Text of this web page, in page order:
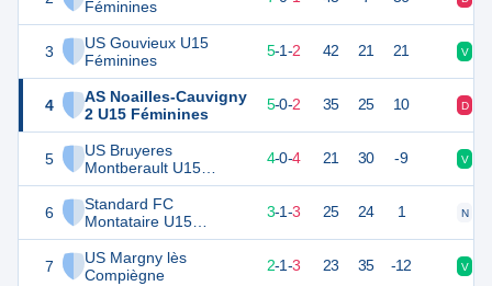
Féminines
3
US Gouvieux U15
Féminines
4
AS Noailles-Cauvigny
2 U15 Féminines
5
US Bruyeres
Montberault U15
Féminines
6
Standard FC
Montataire U15
Féminines
7
US Margny lès
Compiègne
16 5-1-2 42 21 21 V
14 8 5-0-2 35 25 10 D
12 4-0-4 21 30 -9 V
3-1-3 25 24 1 N
2-1-3 23 35 -12 V